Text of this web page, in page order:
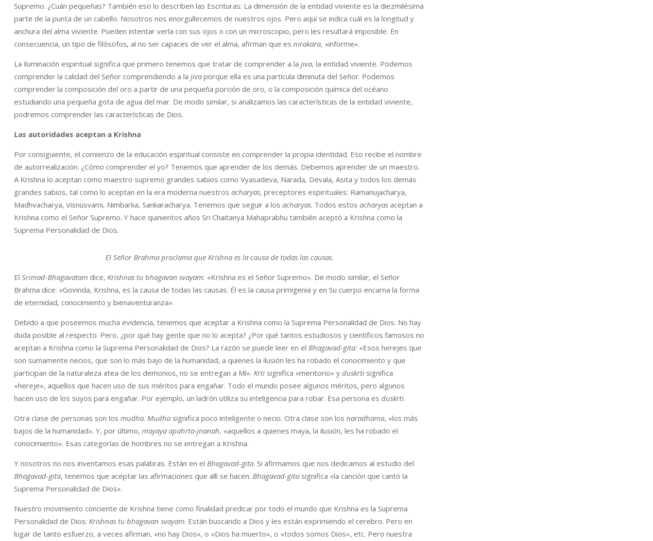
Supremo. ¿Cuán pequeñas? También eso lo describen las Escrituras: La dimensión de la entidad viviente es la diezmilésima
parte de la punta de un cabello. Nosotros nos enorgullecemos de nuestros ojos. Pero aquí se indica cuál es la longitud y
anchura del alma viviente. Pueden intentar verla con sus ojos o con un microscopio, pero les resultará imposible. En
consecuencia, un tipo de filósofos, al no ser capaces de ver el alma, afirman que es nirakara, «informe».
La iluminación espiritual significa que primero tenemos que tratar de comprender a la jiva, la entidad viviente. Podemos
comprender la calidad del Señor comprendiendo a la jiva porque ella es una partícula diminuta del Señor. Podemos
comprender la composición del oro a partir de una pequeña porción de oro, o la composición química del océano
estudiando una pequeña gota de agua del mar. De modo similar, si analizamos las características de la entidad viviente,
podremos comprender las características de Dios.
Las autoridades aceptan a Krishna
Por consiguiente, el comienzo de la educación espiritual consiste en comprender la propia identidad. Eso recibe el nombre
de autorrealización. ¿Cómo comprender el yo? Tenemos que aprender de los demás. Debemos aprender de un maestro.
A Krishna lo aceptan como maestro supremo grandes sabios como Vyasadeva, Narada, Devala, Asita y todos los demás
grandes sabios, tal como lo aceptan en la era moderna nuestros acharyas, preceptores espirituales: Ramanujacharya,
Madhvacharya, Visnusvami, Nimbarka, Sankaracharya. Tenemos que seguir a los acharyas. Todos estos acharyas aceptan a
Krishna como el Señor Supremo. Y hace quinientos años Sri Chaitanya Mahaprabhu también aceptó a Krishna como la
Suprema Personalidad de Dios.
El Señor Brahma proclama que Krishna es la causa de todas las causas.
El Srimad-Bhagavatam dice, Krishnas tu bhagavan svayam: «Krishna es el Señor Supremo». De modo similar, el Señor
Brahma dice: «Govinda, Krishna, es la causa de todas las causas. Él es la causa primigenia y en Su cuerpo encarna la forma
de eternidad, conocimiento y bienaventuranza».
Debido a que poseemos mucha evidencia, tenemos que aceptar a Krishna como la Suprema Personalidad de Dios. No hay
duda posible al respecto. Pero, ¿por qué hay gente que no lo acepta? ¿Por qué tantos estudiosos y científicos famosos no
aceptan a Krishna como la Suprema Personalidad de Dios? La razón se puede leer en el Bhagavad-gita: «Esos herejes que
son sumamente necios, que son lo más bajo de la humanidad, a quienes la ilusión les ha robado el conocimiento y que
participan de la naturaleza atea de los demonios, no se entregan a Mí». Krti significa «meritorio» y duskrti significa
«hereje», aquellos que hacen uso de sus méritos para engañar. Todo el mundo posee algunos méritos, pero algunos
hacen uso de los suyos para engañar. Por ejemplo, un ladrón utiliza su inteligencia para robar. Esa persona es duskrti.
Otra clase de personas son los mudha. Mudha significa poco inteligente o necio. Otra clase son los naradhama, «los más
bajos de la humanidad». Y, por último, mayaya apahrta-jnanah, «aquellos a quienes maya, la ilusión, les ha robado el
conocimiento». Esas categorías de hombres no se entregan a Krishna.
Y nosotros no nos inventamos esas palabras. Están en el Bhagavad-gita. Si afirmamos que nos dedicamos al estudio del
Bhagavad-gita, tenemos que aceptar las afirmaciones que allí se hacen. Bhagavad-gita significa «la canción que cantó la
Suprema Personalidad de Dios».
Nuestro movimiento conciente de Krishna tiene como finalidad predicar por todo el mundo que Krishna es la Suprema
Personalidad de Dios: Krishnas tu bhagavan svayam. Están buscando a Dios y les están exprimiendo el cerebro. Pero en
lugar de tanto esfuerzo, a veces afirman, «no hay Dios», o «Dios ha muerto», o «todos somos Dios», etc. Pero nuestra